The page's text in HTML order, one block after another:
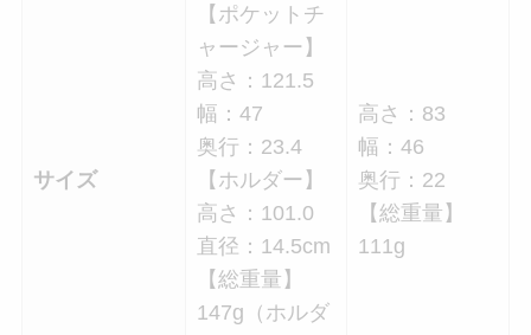
サイズ
【ポケットチ
ャージャー】
高さ：121.5
幅：47
奥行：23.4
【ホルダー】
高さ：101.0
直径：14.5cm
【総重量】
147g（ホルダ
高さ：83
幅：46
奥行：22
【総重量】
111g